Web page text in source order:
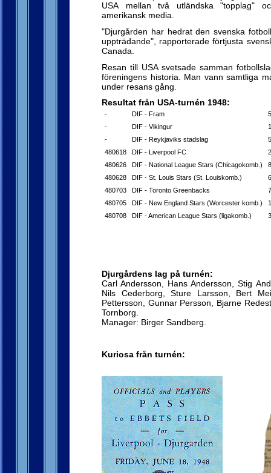
USA mellan två utländska "topplag"
amerikansk media.
"Djurgården har hedrat den svenska
uppträdande", rapporterade förtjusta
Canada.
Resan till USA svetsade samman
föreningens historia. Man vann samtliga
under resans gång.
Resultat från USA-turnén 1948:
- DIF - Fram
-
DIF - Vikingur
-
DIF - Reykjaviks stadslag
480618
DIF - Liverpool FC
480626
DIF - National League Stars (Chicagokomb.)
480628
DIF - St. Louis Stars (St. Louiskomb.)
480703
DIF - Toronto Greenbacks
480705
DIF - New England Stars (Worcester komb.)
480708
DIF - American League Stars (ligakomb.)
Djurgårdens lag på turnén:
Carl Andersson, Hans Andersson, Stig
Nils Cederborg, Sture Larsson, Bert
Pettersson, Gunnar Persson, Bjarne
Tornborg.
Manager: Birger Sandberg.
Kuriosa från turnén: